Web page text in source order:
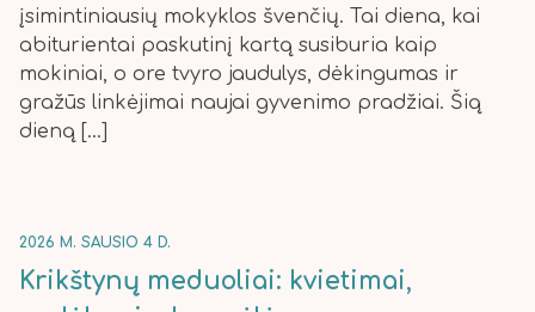
įsimintiniausių mokyklos švenčių. Tai diena, kai
abiturientai paskutinį kartą susiburia kaip
mokiniai, o ore tvyro jaudulys, dėkingumas ir
gražūs linkėjimai naujai gyvenimo pradžiai. Šią
dieną […]
2026 M. SAUSIO 4 D.
Krikštynų meduoliai: kvietimai,